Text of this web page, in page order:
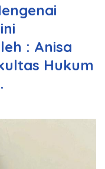
: Anisa
Hukum